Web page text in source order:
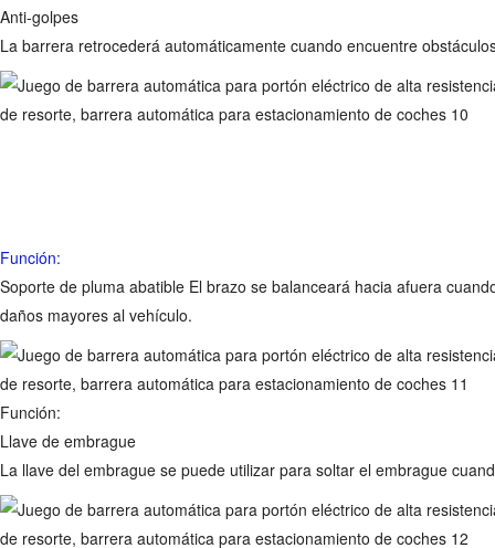
Anti-golpes
La barrera retrocederá automáticamente cuando encuentre
Función:
Soporte de pluma abatible El brazo se balanceará hacia afuera
daños mayores al vehículo.
Función:
Llave de embrague
La llave del embrague se puede utilizar para soltar el embrague